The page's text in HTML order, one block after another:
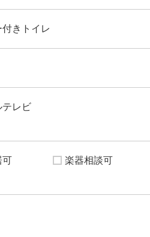
付きトイレ
テレビ
可
楽器相談可